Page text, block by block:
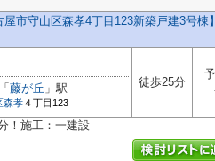
屋市守山区森孝4丁目123新築戸建3号
「 藤が丘 」駅
森孝４丁目123
徒歩25分
！施工：一建設